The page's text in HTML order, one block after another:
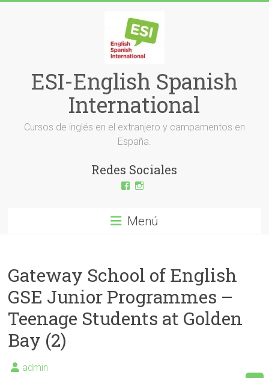
ESI-English Spanish
International
Cursos de inglés en el extranjero y campamentos en
España.
Redes Sociales
Ver
English-
Facebook
Ver
en
Menú
Gateway School of English
GSE Junior Programmes –
Teenage Students at Golden
Bay (2)
admin